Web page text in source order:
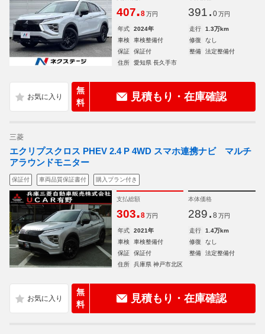
407.8 万円 391. 0 万円
年式 2024年 走行
1.3万km
車検
車検整備付 修復
なし
保証
保証付 整備
法定整備付
住所
愛知県 長久手市
無
料
見積もり・在庫確認
三菱
エクリプスクロス PHEV 2.4 P 4WD スマホ連携ナビ マルチ
アラウンドモニター
保証付 車両品質保証書付 購入プラン付き
支払総額
303.8 万円
本体価格
289. 8 万円
年式 2021年 走行
1.4万km
車検
車検整備付 修復
なし
保証
保証付 整備
法定整備付
住所
兵庫県 神戸市北区
無
料
見積もり・在庫確認